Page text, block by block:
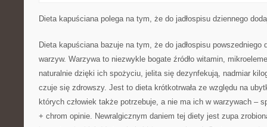
Dieta kapuściana polega na tym, że do jadłospisu dziennego
Dieta kapuściana bazuje na tym, że do jadłospisu powszedniego
warzyw. Warzywa to niezwykle bogate źródło witamin,
naturalnie dzięki ich spożyciu, jelita się dezynfekują, nadmiar
czuje się zdrowszy. Jest to dieta krótkotrwała ze względu na
których człowiek także potrzebuje, a nie ma ich w warzywach –
+ chrom opinie. Newralgicznym daniem tej diety jest zupa